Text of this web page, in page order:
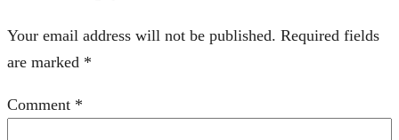
Your email address will not be published. Required fields
are marked *
Comment *